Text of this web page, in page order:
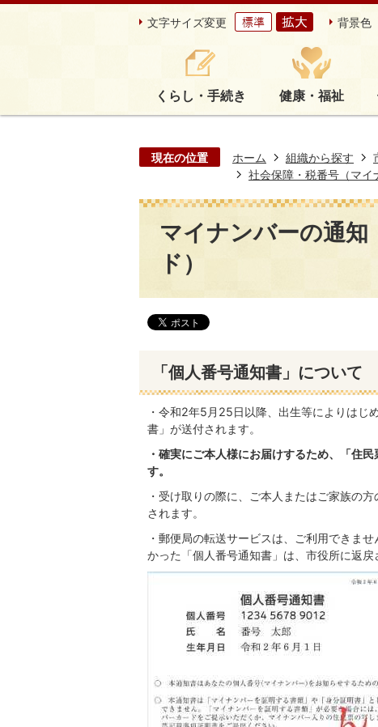
文字サイズ変更 背景色
くらし・手続き 健康・福祉
現在の位置 ホーム 組織から探す
社会保障・税番号（マイ
マイナンバーの通知
ド）
「個人番号通知書」について
・令和2年5月25日以降、出生等によりはじ
書」が送付されます。
・確実にご本人様にお届けするため、「住
す。
・受け取りの際に、ご本人またはご家族の
されます。
・郵便局の転送サービスは、ご利用できま
かった「個人番号通知書」は、市役所に返